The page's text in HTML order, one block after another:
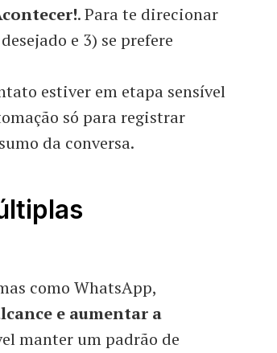
. Para te direcionar
e 3) se prefere
estiver em etapa sensível
só para registrar
da conversa.
como WhatsApp,
e aumentar a
manter um padrão de